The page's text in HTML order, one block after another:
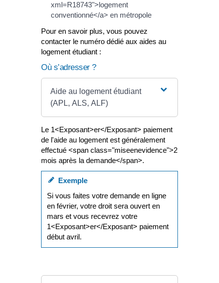
xml=R18743">logement
conventionné</a> en métropole
Pour en savoir plus, vous pouvez
contacter le numéro dédié aux aides au
logement étudiant :
Où s’adresser ?
Aide au logement étudiant
(APL, ALS, ALF)
Le 1<Exposant>er</Exposant> paiement
de l'aide au logement est généralement
effectué <span class="miseenevidence">2
mois après la demande</span>.
Exemple
Si vous faites votre demande en ligne
en février, votre droit sera ouvert en
mars et vous recevrez votre
1<Exposant>er</Exposant> paiement
début avril.